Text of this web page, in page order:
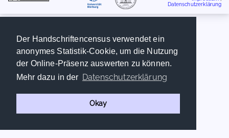
Der Handschriftencensus verwendet ein
anonymes Statistik-Cookie, um die Nutzung
der Online-Präsenz auswerten zu können.
Mehr dazu in der Datenschutzerklärung
Okay
Datenschutzerklärung